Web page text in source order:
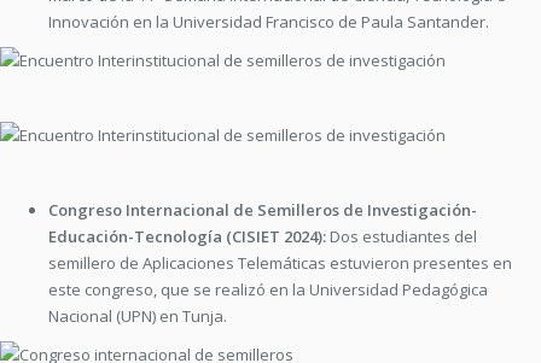
Innovación en la Universidad Francisco de Paula Santander.
Congreso Internacional de Semilleros de Investigación-
Educación-Tecnología (CISIET 2024): Dos estudiantes del
semillero de Aplicaciones Telemáticas estuvieron presentes en
este congreso, que se realizó en la Universidad Pedagógica
Nacional (UPN) en Tunja.